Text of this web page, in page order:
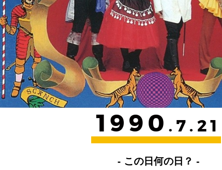
1990 .7.21
- この日何の日？ -